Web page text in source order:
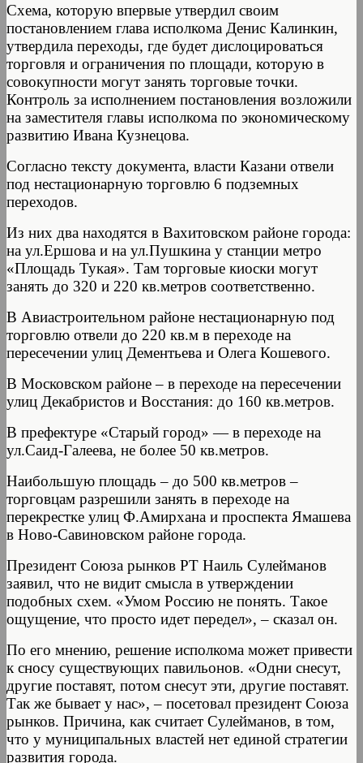
Схема, которую впервые утвердил своим
постановлением глава исполкома Денис Калинкин,
утвердила переходы, где будет дислоцироваться
торговля и ограничения по площади, которую в
совокупности могут занять торговые точки.
Контроль за исполнением постановления возложили
на заместителя главы исполкома по экономическому
развитию Ивана Кузнецова.
Согласно тексту документа, власти Казани отвели
под нестационарную торговлю 6 подземных
переходов.
Из них два находятся в Вахитовском районе города:
на ул.Ершова и на ул.Пушкина у станции метро
«Площадь Тукая». Там торговые киоски могут
занять до 320 и 220 кв.метров соответственно.
В Авиастроительном районе нестационарную под
торговлю отвели до 220 кв.м в переходе на
пересечении улиц Дементьева и Олега Кошевого.
В Московском районе – в переходе на пересечении
улиц Декабристов и Восстания: до 160 кв.метров.
В префектуре «Старый город» — в переходе на
ул.Саид-Галеева, не более 50 кв.метров.
Наибольшую площадь – до 500 кв.метров –
торговцам разрешили занять в переходе на
перекрестке улиц Ф.Амирхана и проспекта Ямашева
в Ново-Савиновском районе города.
Президент Союза рынков РТ Наиль Сулейманов
заявил, что не видит смысла в утверждении
подобных схем. «Умом Россию не понять. Такое
ощущение, что просто идет передел», – сказал он.
По его мнению, решение исполкома может привести
к сносу существующих павильонов. «Одни снесут,
другие поставят, потом снесут эти, другие поставят.
Так же бывает у нас», – посетовал президент Союза
рынков. Причина, как считает Сулейманов, в том,
что у муниципальных властей нет единой стратегии
развития города.